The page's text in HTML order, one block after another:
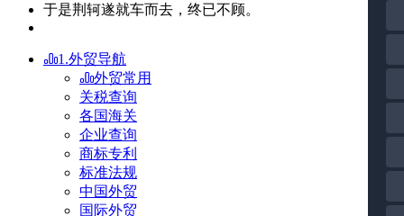
于是荆轲遂就车而去，终已不顾。
1.外贸导航
外贸常用
关税查询
各国海关
企业查询
商标专利
标准法规
中国外贸
国际外贸